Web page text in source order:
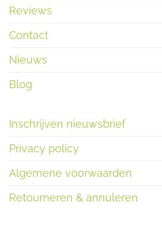
Reviews
Contact
Nieuws
Blog
Inschrijven nieuwsbrief
Privacy policy
Algemene voorwaarden
Retourneren & annuleren